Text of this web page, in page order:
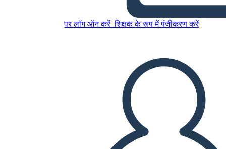
पर लॉग ऑन करें शिक्षक के रूप में पंजीकरण करें
इस स्टोरीबोर्ड को कॉपी करें
स्टोरीबोर्ड बनाएं
मुझे पढ़कर सुनाओ